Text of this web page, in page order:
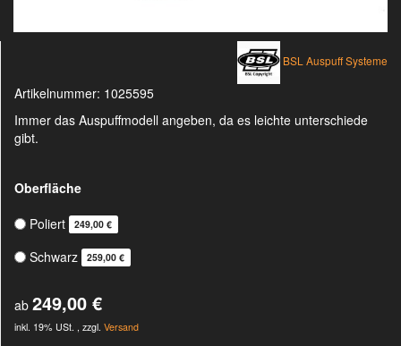
BSL Auspuff Systeme
Artikelnummer: 1025595
Immer das Auspuffmodell angeben, da es leichte unterschiede
gibt.
Oberfläche
Poliert
249,00 €
Schwarz 259,00 €
ab 249,00 €
inkl. 19% USt. , zzgl. Versand